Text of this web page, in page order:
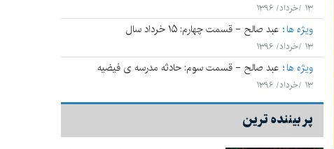
۱۳ /خرداد/ ۱۳۹۶
ویژه ها عبد صالح - قسمت چهارم: ۱۵ خرداد سال
۱۳ /خرداد/ ۱۳۹۶
ویژه ها عبد صالح - قسمت سوم: حادثه مدرسه ی فیضیه
۱۳ /خرداد/ ۱۳۹۶
پر بیننده ترین